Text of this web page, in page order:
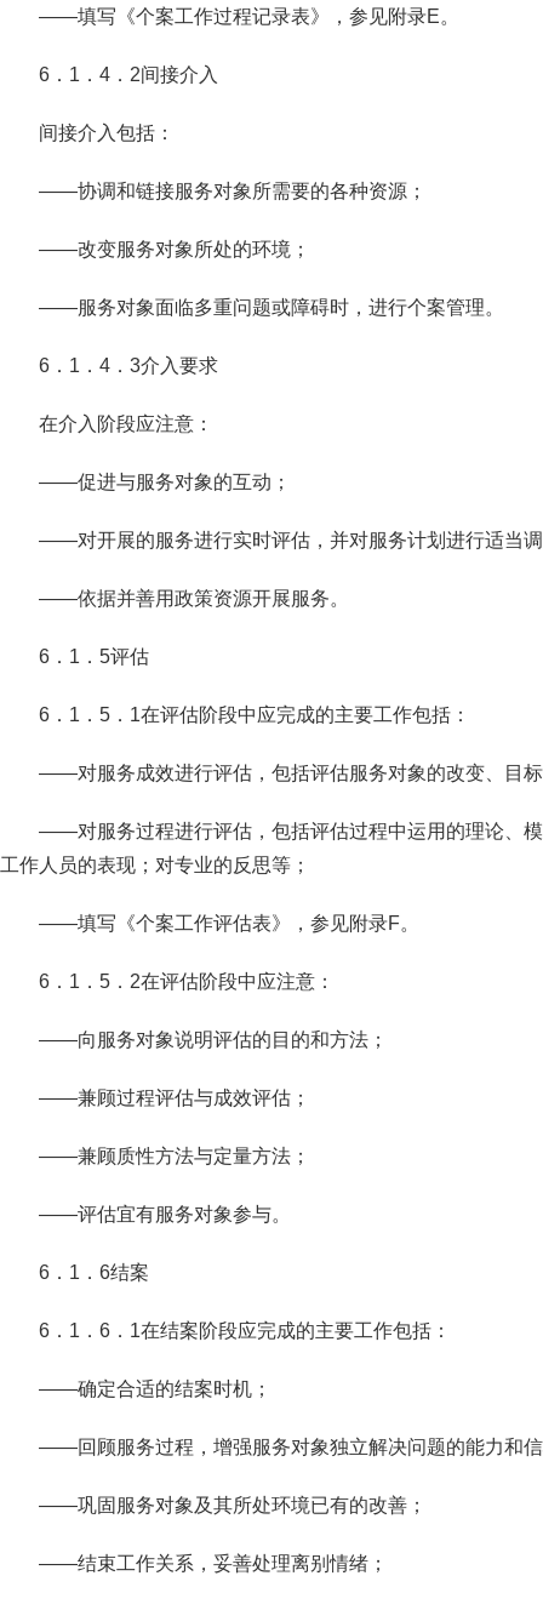
——填写《个案工作过程记录表》，参见附录E。
6．1．4．2间接介入
间接介入包括：
——协调和链接服务对象所需要的各种资源；
——改变服务对象所处的环境；
——服务对象面临多重问题或障碍时，进行个案管理。
6．1．4．3介入要求
在介入阶段应注意：
——促进与服务对象的互动；
——对开展的服务进行实时评估，并对服务计划进行适当
——依据并善用政策资源开展服务。
6．1．5评估
6．1．5．1在评估阶段中应完成的主要工作包括：
——对服务成效进行评估，包括评估服务对象的改变、目
——对服务过程进行评估，包括评估过程中运用的理论、
工作人员的表现；对专业的反思等；
——填写《个案工作评估表》，参见附录F。
6．1．5．2在评估阶段中应注意：
——向服务对象说明评估的目的和方法；
——兼顾过程评估与成效评估；
——兼顾质性方法与定量方法；
——评估宜有服务对象参与。
6．1．6结案
6．1．6．1在结案阶段应完成的主要工作包括：
——确定合适的结案时机；
——回顾服务过程，增强服务对象独立解决问题的能力和
——巩固服务对象及其所处环境已有的改善；
——结束工作关系，妥善处理离别情绪；